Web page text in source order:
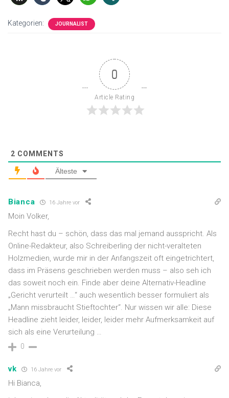
Kategorien: JOURNALIST
0
Article Rating
2 COMMENTS
Älteste
Bianca 16 Jahre vor
Moin Volker,
Recht hast du – schön, dass das mal jemand ausspricht. Als
Online-Redakteur, also Schreiberling der nicht-veralteten
Holzmedien, wurde mir in der Anfangszeit oft eingetrichtert,
dass im Präsens geschrieben werden muss – also seh ich
das soweit noch ein. Finde aber deine Alternativ-Headline
„Gericht verurteilt …“ auch wesentlich besser formuliert als
„Mann missbraucht Stieftochter“. Nur wissen wir alle: Diese
Headline zieht leider, leider, leider mehr Aufmerksamkeit auf
sich als eine Verurteilung …
0
vk 16 Jahre vor
Hi Bianca,